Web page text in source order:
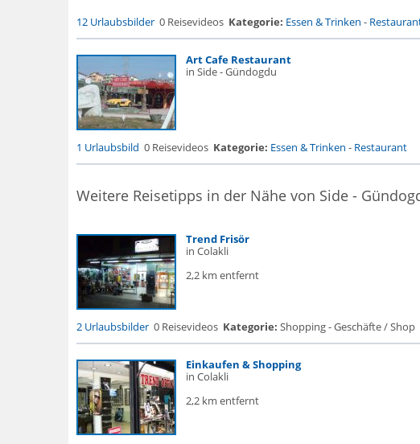
12 Urlaubsbilder 0 Reisevideos Kategorie: Essen & Trinken -
Art Cafe Restaurant
in Side - Gündogdu
1 Urlaubsbild 0 Reisevideos Kategorie: Essen & Trinken - Restaurant
Weitere Reisetipps in der Nähe von Side -
Trend Frisör
in Colakli
2,2 km entfernt
2 Urlaubsbilder 0 Reisevideos Kategorie: Shopping - Geschäfte / Shop
Einkaufen & Shopping
in Colakli
2,2 km entfernt